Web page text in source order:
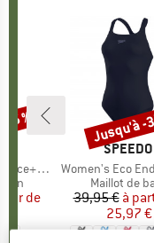
One Piece
réduit
de
%
MARQUE
SPEEDO
Article
Women's Eco Endurance+
Product
Maillot de
Prix
39,95 € Prix
à
25,97 €
Remise
Jusqu'à -